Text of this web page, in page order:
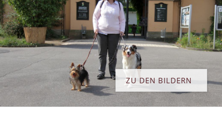
ZU DEN BILDERN